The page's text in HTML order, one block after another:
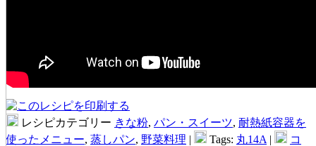
レシピカテゴリー きな粉, パン・スイーツ, 耐熱紙容器を
使ったメニュー, 蒸しパン, 野菜料理 | Tags: 丸14A |
コ